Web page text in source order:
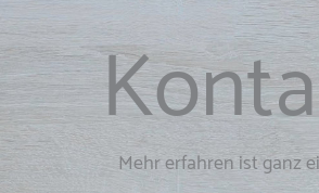
Mehr erfahren ist ganz